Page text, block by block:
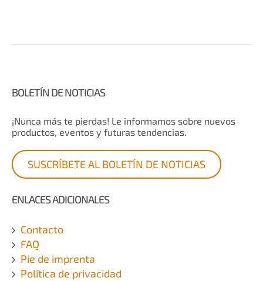
BOLETÍN DE NOTICIAS
¡Nunca más te pierdas! Le informamos sobre nuevos
productos, eventos y futuras tendencias.
SUSCRÍBETE AL BOLETÍN DE NOTICIAS
ENLACES ADICIONALES
Contacto
FAQ
Pie de imprenta
Política de privacidad